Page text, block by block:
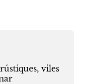
viles